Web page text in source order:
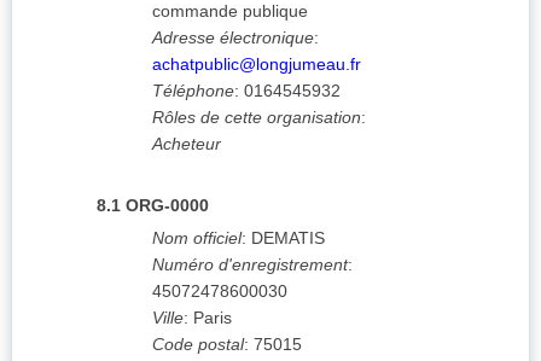
commande publique
Adresse électronique:
achatpublic@longjumeau.fr
Téléphone: 0164545932
Rôles de cette organisation:
Acheteur
8.1 ORG-0000
Nom officiel: DEMATIS
Numéro d'enregistrement:
45072478600030
Ville: Paris
Code postal: 75015